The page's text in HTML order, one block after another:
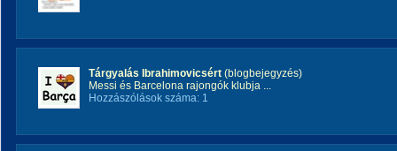
Tárgyalás Ibrahimovicsért (blogbejegyzés)
Messi és Barcelona rajongók klubja ...
Hozzászólások száma: 1